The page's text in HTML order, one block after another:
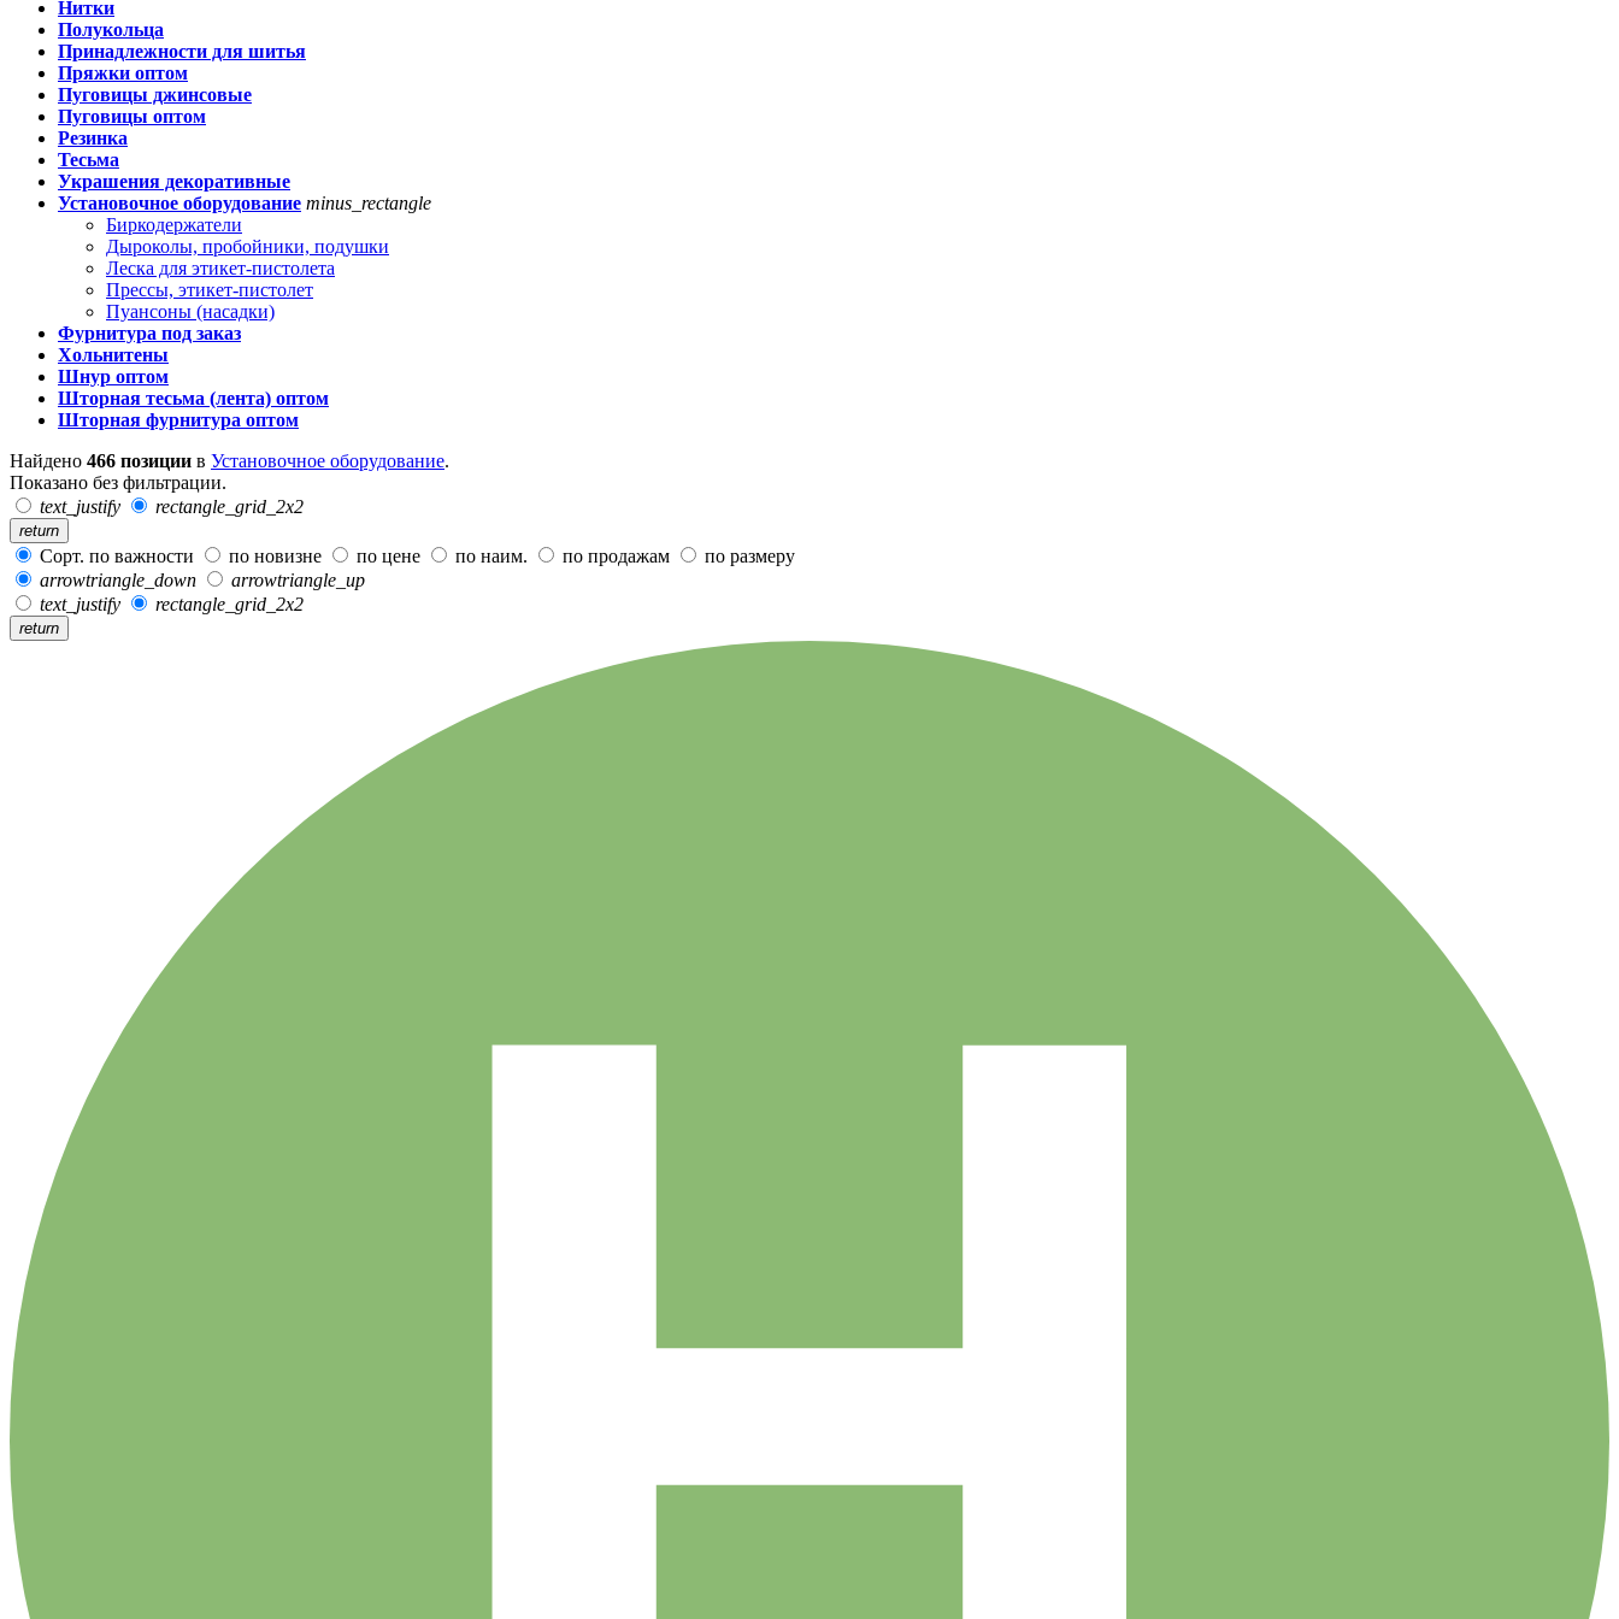
Нитки
Полукольца
Принадлежности для шитья
Пряжки оптом
Пуговицы джинсовые
Пуговицы оптом
Резинка
Тесьма
Украшения декоративные
Установочное оборудование minus_rectangle
Биркодержатели
Дыроколы, пробойники, подушки
Леска для этикет-пистолета
Прессы, этикет-пистолет
Пуансоны (насадки)
Фурнитура под заказ
Хольнитены
Шнур оптом
Шторная тесьма (лента) оптом
Шторная фурнитура оптом
Найдено 466 позиции в Установочное оборудование.
Показано без фильтрации.
text_justify
rectangle_grid_2x2
return
Сорт. по важности по новизне по цене по наим. по продажам
по размеру
arrowtriangle_down
arrowtriangle_up
text_justify
rectangle_grid_2x2
return